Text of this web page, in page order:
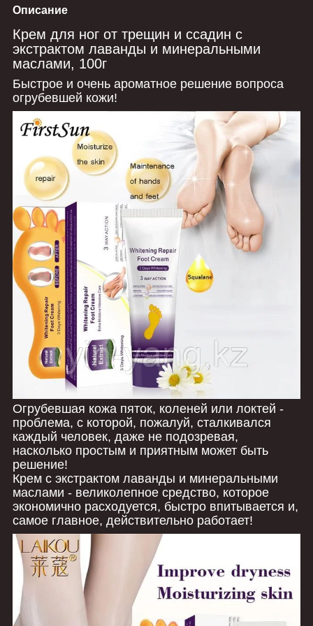
Описание
Крем для ног от трещин и ссадин с
экстрактом лаванды и минеральными
маслами, 100г
Быстрое и очень ароматное решение вопроса
огрубевшей кожи!
Огрубевшая кожа пяток, коленей или локтей -
проблема, с которой, пожалуй, сталкивался
каждый человек, даже не подозревая,
насколько простым и приятным может быть
решение!
Крем с экстрактом лаванды и минеральными
маслами - великолепное средство, которое
экономично расходуется, быстро впитывается и,
самое главное, действительно работает!